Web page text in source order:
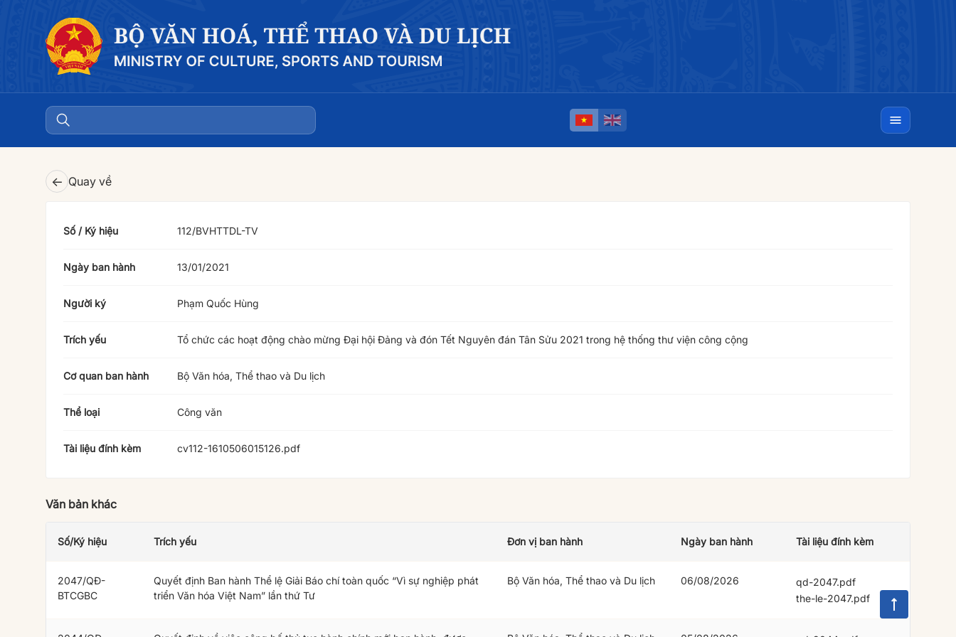
← Quay về
Số / Ký hiệu 112/BVHTTDL-TV
Ngày ban hành 13/01/2021
Người ký Phạm Quốc Hùng
Trích yếu Tổ chức các hoạt động chào mừng Đại hội Đảng và đón Tết Nguyên đán Tân Sửu 2021 trong hệ thống thư viện công cộng
Cơ quan ban hành Bộ Văn hóa, Thể thao và Du lịch
Thể loại Công văn
Tài liệu đính kèm cv112-1610506015126.pdf
Văn bản khác
Số/Ký hiệu Trích yếu Đơn vị ban hành Ngày ban hành Tài liệu đính kèm
2047/QĐ-
BTCGBC
Quyết định Ban hành Thể lệ Giải Báo chí toàn quốc “Vì sự nghiệp phát
triển Văn hóa Việt Nam” lần thứ Tư
Bộ Văn hóa, Thể thao và Du lịch 06/08/2026
qd-2047.pdf
the-le-2047.pdf